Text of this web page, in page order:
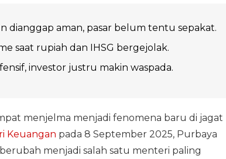
dianggap aman, pasar belum tentu sepakat.
saat rupiah dan IHSG bergejolak.
investor justru makin waspada.
menjelma menjadi fenomena baru di jagat
Keuangan pada 8 September 2025, Purbaya
menjadi salah satu menteri paling